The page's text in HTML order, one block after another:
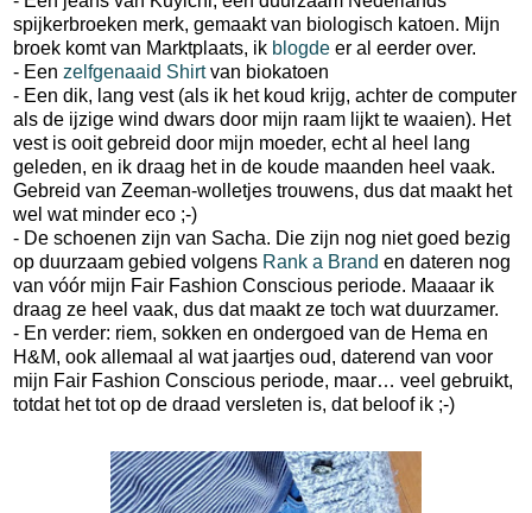
spijkerbroeken merk, gemaakt van biologisch katoen. Mijn
broek komt van Marktplaats, ik blogde er al eerder over.
- Een zelfgenaaid Shirtvan biokatoen
- Een dik, lang vest (als ik het koud krijg, achter de computer
als de ijzige wind dwars door mijn raam lijkt te waaien). Het
vest is ooit gebreid door mijn moeder, echt al heel lang
geleden, en ik draag het in de koude maanden heel vaak.
Gebreid van Zeeman-wolletjes trouwens, dus dat maakt het
wel wat minder eco ;-)
- De schoenen zijn van Sacha. Die zijn nog niet goed bezig
op duurzaam gebied volgens Rank a Brand en dateren nog
van vóór mijn Fair Fashion Conscious periode. Maaaar ik
draag ze heel vaak, dus dat maakt ze toch wat duurzamer.
- En verder: riem, sokken en ondergoed van de Hema en
H&M, ook allemaal al wat jaartjes oud, daterend van voor
mijn Fair Fashion Conscious periode, maar… veel gebruikt,
totdat het tot op de draad versleten is, dat beloof ik ;-)